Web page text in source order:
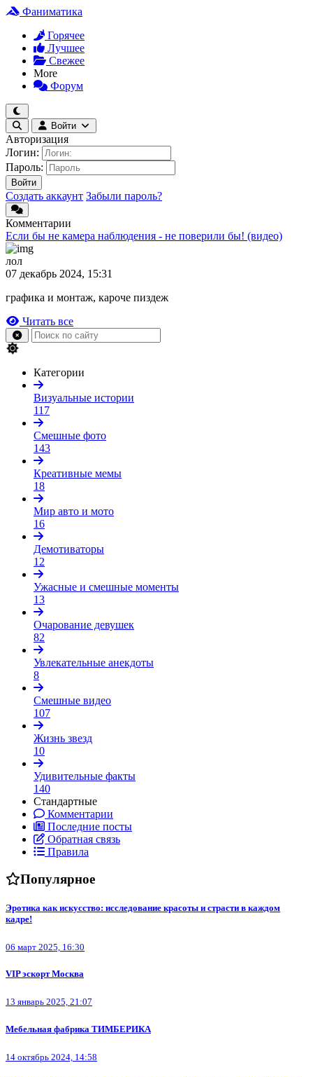
Фаниматика
Горячее
Лучшее
Свежее
More
Форум
Войти
Авторизация
Логин:
Пароль:
Войти
Создать аккаунт Забыли пароль?
Комментарии
Если бы не камера наблюдения - не поверили бы! (видео)
лол
07 декабрь 2024, 15:31
графика и монтаж, кароче пиздеж
Читать все
Категории
Визуальные истории
117
Смешные фото
143
Креативные мемы
18
Мир авто и мото
16
Демотиваторы
12
Ужасные и смешные моменты
13
Очарование девушек
82
Увлекательные анекдоты
8
Смешные видео
107
Жизнь звезд
10
Удивительные факты
140
Стандартные
Комментарии
Последние посты
Обратная связь
Правила
Популярное
Эротика как искусство: исследование красоты и страсти в каждом
кадре!
06 март 2025, 16:30
VIP эскорт Москва
13 январь 2025, 21:07
Мебельная фабрика ТИМБЕРИКА
14 октябрь 2024, 14:58